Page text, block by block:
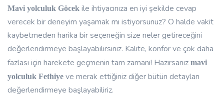
Mavi yolculuk Göcek ile ihtiyacınıza en iyi şekilde cevap
verecek bir deneyim yaşamak mı istiyorsunuz? O halde vakit
kaybetmeden harika bir seçeneğin size neler getireceğini
değerlendirmeye başlayabilirsiniz. Kalite, konfor ve çok daha
fazlası için harekete geçmenin tam zamanı! Hazırsanız mavi
yolculuk Fethiye ve merak ettiğiniz diğer bütün detayları
değerlendirmeye başlayabiliriz.